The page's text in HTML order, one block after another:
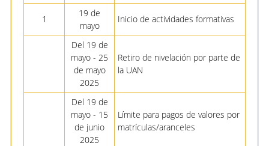
1
19 de
mayo
Inicio de actividades formativas
Del 19 de
mayo - 25
de mayo
2025
Retiro de nivelación por parte de
la UAN
Del 19 de
mayo - 15
de junio
2025
Límite para pagos de valores por
matrículas/aranceles